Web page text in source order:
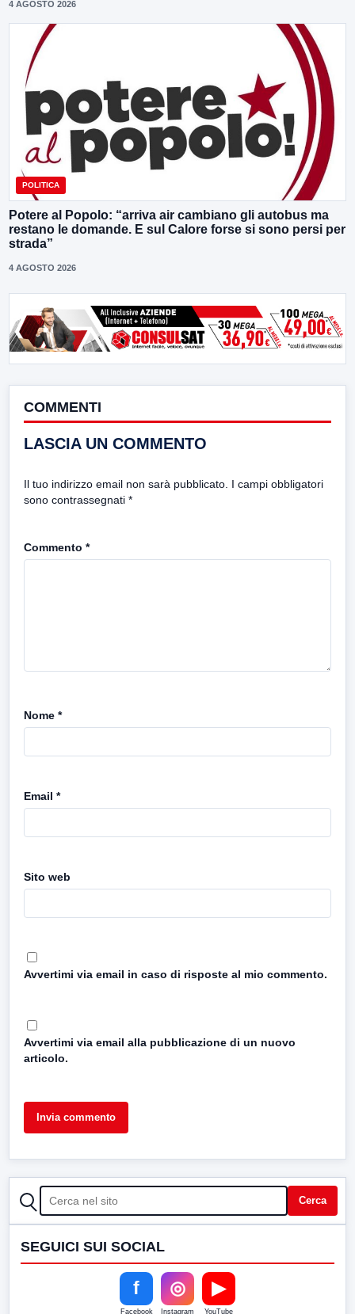
4 AGOSTO 2026
POLITICA
Potere al Popolo: “arriva air cambiano gli autobus ma
restano le domande. E sul Calore forse si sono persi per
strada”
4 AGOSTO 2026
COMMENTI
LASCIA UN COMMENTO
Il tuo indirizzo email non sarà pubblicato. I campi obbligatori
sono contrassegnati *
Commento *
Nome *
Email *
Sito web
Avvertimi via email in caso di risposte al mio commento.
Avvertimi via email alla pubblicazione di un nuovo
articolo.
CERCA Cerca
SEGUICI SUI SOCIAL
f
Facebook
◎
Instagram
▶
YouTube